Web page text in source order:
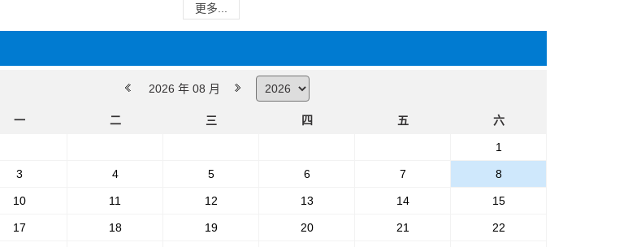
更多...
2026 年 08 月
一 二 三 四 五 六
1
3 4 5 6 7 8
10 11 12 13 14 15
17 18 19 20 21 22